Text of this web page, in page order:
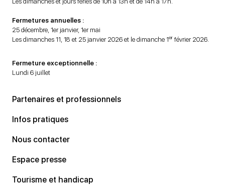
Fermetures annuelles :
25 décembre, 1er janvier, 1er mai
Les dimanches 11, 18 et 25 janvier 2026 et le dimanche 1er février 2026.
Fermeture exceptionnelle :
Lundi 6 juillet
Partenaires et professionnels
Infos pratiques
Nous contacter
Espace presse
Tourisme et handicap